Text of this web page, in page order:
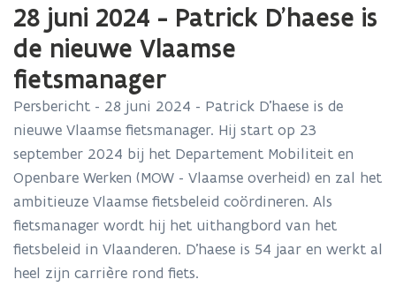
bevindt
zich
op:
juni
2024
Patrick
D’haese
de
nieuwe
Vlaamse
fietsmanager
28 juni 2024 - Patrick D’haese is
de nieuwe Vlaamse
fietsmanager
Persbericht - 28 juni 2024 - Patrick D’haese is de
nieuwe Vlaamse fietsmanager. Hij start op 23
september 2024 bij het Departement Mobiliteit en
Openbare Werken (MOW - Vlaamse overheid) en zal het
ambitieuze Vlaamse fietsbeleid coördineren. Als
fietsmanager wordt hij het uithangbord van het
fietsbeleid in Vlaanderen. D’haese is 54 jaar en werkt al
heel zijn carrière rond fiets.